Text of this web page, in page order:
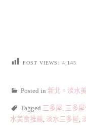
POST VIEWS: 4,145
Posted in 新北。淡水
Tagged 三多屋, 三多
水美食推薦, 淡水三多屋,